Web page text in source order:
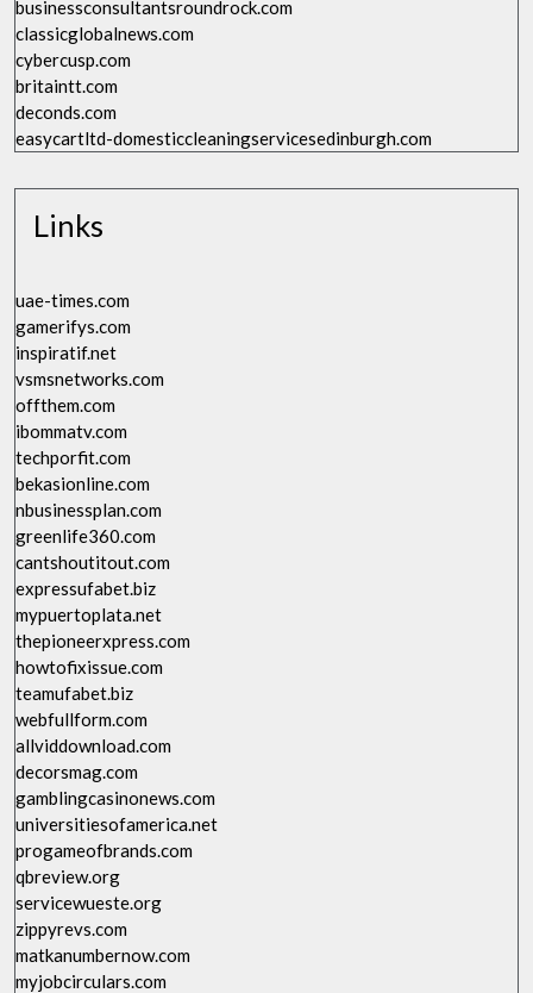
businessconsultantsroundrock.com
classicglobalnews.com
cybercusp.com
britaintt.com
deconds.com
easycartltd-domesticcleaningservicesedinburgh.com
Links
uae-times.com
gamerifys.com
inspiratif.net
vsmsnetworks.com
offthem.com
ibommatv.com
techporfit.com
bekasionline.com
nbusinessplan.com
greenlife360.com
cantshoutitout.com
expressufabet.biz
mypuertoplata.net
thepioneerxpress.com
howtofixissue.com
teamufabet.biz
webfullform.com
allviddownload.com
decorsmag.com
gamblingcasinonews.com
universitiesofamerica.net
progameofbrands.com
qbreview.org
servicewueste.org
zippyrevs.com
matkanumbernow.com
myjobcirculars.com